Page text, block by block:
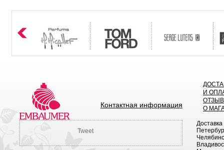
Контактная информация
И
О
Tweet